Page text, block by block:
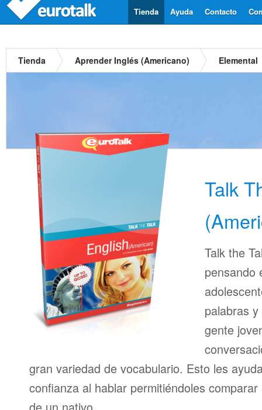
Contacto
Ayuda
Tienda
Tienda Aprender Inglés (Americano) Elemental
Talk
Talk the
pensando
palabras
gente
gran variedad de vocabulario. Esto les
confianza al hablar permitiéndoles